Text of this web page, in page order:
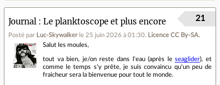
Journal Le planktoscope et plus encore
Posté par Luc-Skywalker le 25 juin 2026 à 01:30. Licence CC By‑SA.
21
Salut les moules,
tout va bien, je/on reste dans l'eau (après leseaglider), et
comme le temps s'y prête, je suis convaincu qu'un peu de
fraicheur sera la bienvenue pour tout le monde.